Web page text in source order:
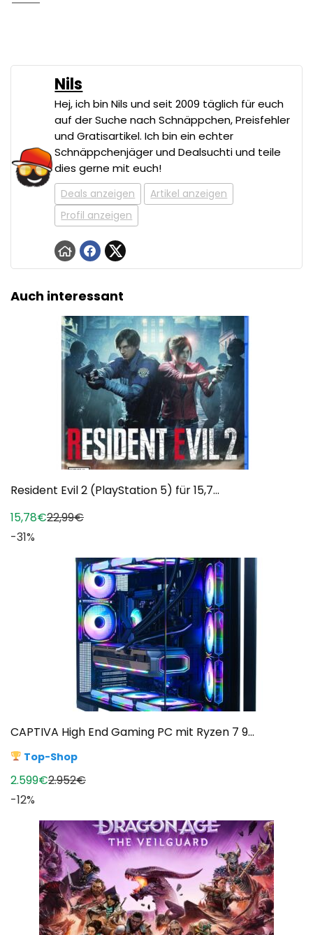
Nils
Hej, ich bin Nils und seit 2009 täglich für euch
auf der Suche nach Schnäppchen, Preisfehler
und Gratisartikel. Ich bin ein echter
Schnäppchenjäger und Dealsuchti und teile
dies gerne mit euch!
Deals anzeigen
Artikel anzeigen
Profil anzeigen
Auch interessant
Resident Evil 2 (PlayStation 5) für 15,7...
15,78€22,99€
-31%
CAPTIVA High End Gaming PC mit Ryzen 7 9...
Top-Shop
2.599€2.952€
-12%